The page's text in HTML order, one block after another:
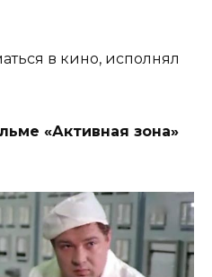
в кино, исполнял
«Активная зона»